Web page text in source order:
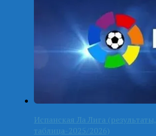
Испанская Ла Лига (результаты,
таблица-2025/2026)